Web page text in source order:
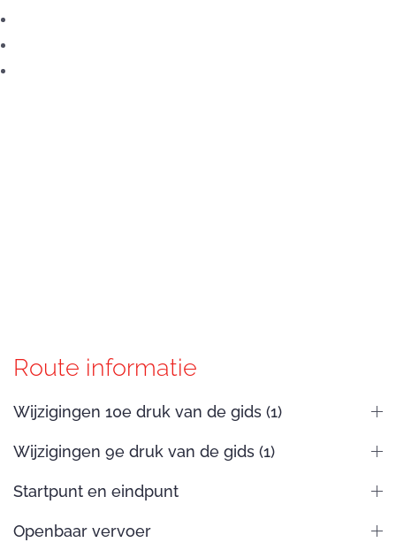
Route informatie
Wijzigingen 10e druk van de gids (1)
Wijzigingen 9e druk van de gids (1)
Startpunt en eindpunt
Openbaar vervoer